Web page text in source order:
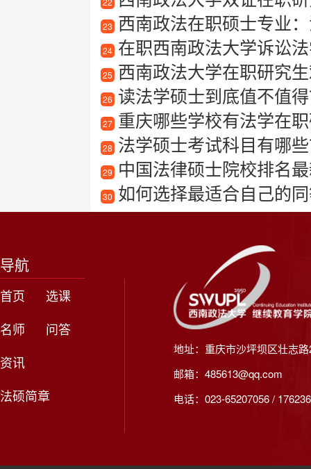
23 西南政法在职硕士专业
24 在职西南政法大学诉讼
25 西南政法大学在职研究
26 读法学硕士到底值不值
27 重庆哪些学校有法学在
28 法学硕士考试科目有哪
29 中国法律硕士院校排名
30 如何选择最适合自己的同等
导航
首页
选课
名师
问答
资讯
法硕简章
地址：重庆市沙坪坝区壮志
邮箱：485613@qq.com
电话：023-65207056 /